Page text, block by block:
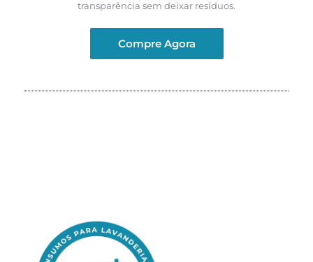
transparência sem deixar resíduos.
Compre Agora